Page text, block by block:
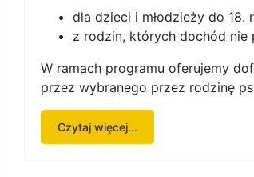
dla dzieci i młodzieży do 18.
z rodzin, których dochód nie
W ramach programu oferujemy
przez wybranego przez rodzinę
Czytaj więcej...